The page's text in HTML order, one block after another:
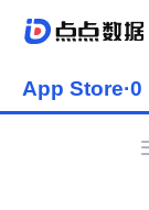
App Store·0